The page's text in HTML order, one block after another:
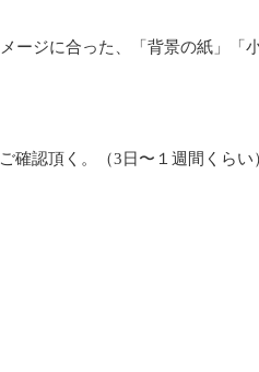
ージに合った、「背景の紙」「
確認頂く。（3日〜１週間くらい